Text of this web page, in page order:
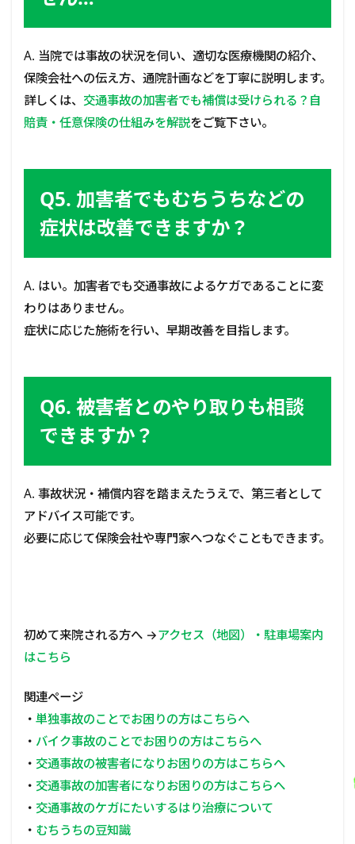
A. 当院では事故の状況を伺い、適切な医療機関の紹介、
保険会社への伝え方、通院計画などを丁寧に説明します。
詳しくは、 交通事故の加害者でも補償は受けられる？自
賠責・任意保険の仕組みを解説をご覧下さい。
Q5. 加害者でもむちうちなどの
症状は改善できますか？
A. はい。加害者でも交通事故によるケガであることに変
わりはありません。
症状に応じた施術を行い、早期改善を目指します。
Q6. 被害者とのやり取りも相談
できますか？
A. 事故状況・補償内容を踏まえたうえで、第三者として
アドバイス可能です。
必要に応じて保険会社や専門家へつなぐこともできます。
初めて来院される方へ →アクセス（地図）・駐車場案内
はこちら
関連ページ
・ 単独事故のことでお困りの方はこちらへ
・ バイク事故のことでお困りの方はこちらへ
・ 交通事故の被害者になりお困りの方はこちらへ
・ 交通事故の加害者になりお困りの方はこちらへ
・ 交通事故のケガにたいするはり治療について
・ むちうちの豆知識